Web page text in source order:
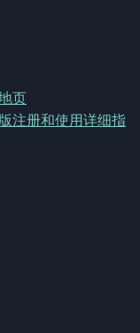
页
注册和使用详细指